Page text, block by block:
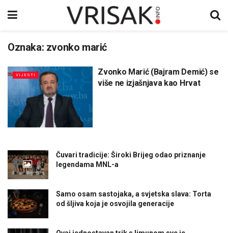
Oznaka: zvonko marić
VIJESTI
Zvonko Marić (Bajram Demić) se
više ne izjašnjava kao Hrvat
Čuvari tradicije: Široki Brijeg odao priznanje
legendama MNL-a
Samo osam sastojaka, a svjetska slava: Torta
od šljiva koja je osvojila generacije